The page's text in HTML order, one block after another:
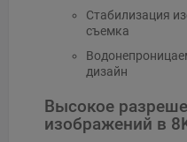
Стабилизация
съемка
дизайн
Высокое
изображений в